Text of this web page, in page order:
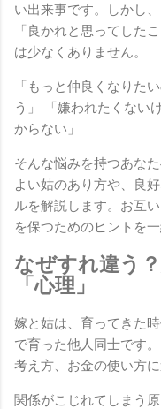
い出来事です。しかし
「良かれと思ってした
は少なくありません。
「もっと仲良くなりた
う」 「嫌われたくない
からない」
そんな悩みを持つあな
よい姑のあり方や、良
ルを解説します。お互
を保つためのヒントを
なぜすれ違う
「心理」
嫁と姑は、育ってきた
で育った他人同士です
考え方、お金の使い方
関係がこじれてしまう